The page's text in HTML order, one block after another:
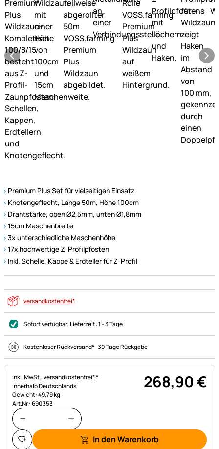
Premium Plus Set für vielseitigen Einsatz
Knotengeflecht, Länge 50m, Höhe 100cm
Drahtstärke, oben Ø2,5mm, unten Ø1,8mm
15cm Maschenbreite
3x unterschiedliche Maschenhöhe
17x hochwertige Z-Profilpfosten
Inkl. Schelle, Kappe & Erdteller für Z-Profil
versandkostenfrei*
Sofort verfügbar, Lieferzeit:1 - 3 Tage
Kostenloser Rückversand4-30 Tage Rückgabe
Steuerhinweis:
inkl. MwSt.,versandkostenfrei**
innerhalb Deutschlands
Gewicht: 49,79 kg
Art.Nr.: 690353
268,90€
In den Warenkorb